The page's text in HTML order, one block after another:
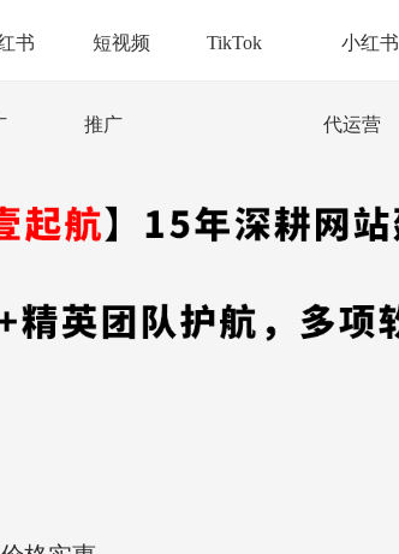
书 短视频
推广
TikTok 小红书
代运营